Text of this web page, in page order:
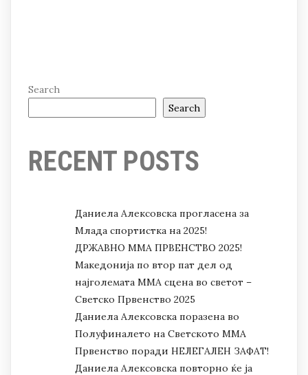
Search
Search
RECENT POSTS
Даниела Алексовска прогласена за
Млада спортистка на 2025!
ДРЖАВНО ММА ПРВЕНСТВО 2025!
Македонија по втор пат дел од
најголемата ММА сцена во светот –
Светско Првенство 2025
Даниела Алексовска поразена во
Полуфиналето на Светското ММА
Првенство поради НЕЛЕГАЛЕН ЗАФАТ!
Даниела Алексовска повторно ќе ја